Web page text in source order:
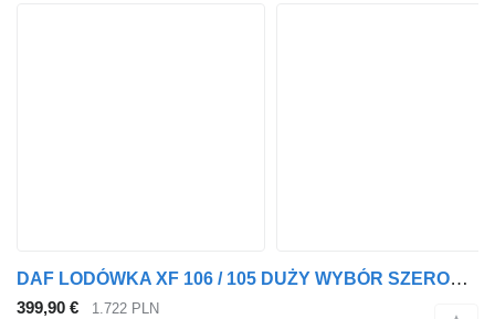
DAF LODÓWKA XF 106 / 105 DUŻY WYBÓR SZEROKA OFERTA 1845851 hladnjak za auto za DAF XF 105 / 106 tegljača
399,90 € 1.722 PLN